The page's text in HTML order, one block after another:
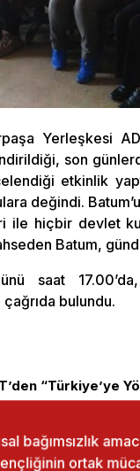
Yerleşkesi
son
etkinlik
değindi.
ile hiçbir devlet
Batum,
saat
bulundu.
bağımsızlık
ortak